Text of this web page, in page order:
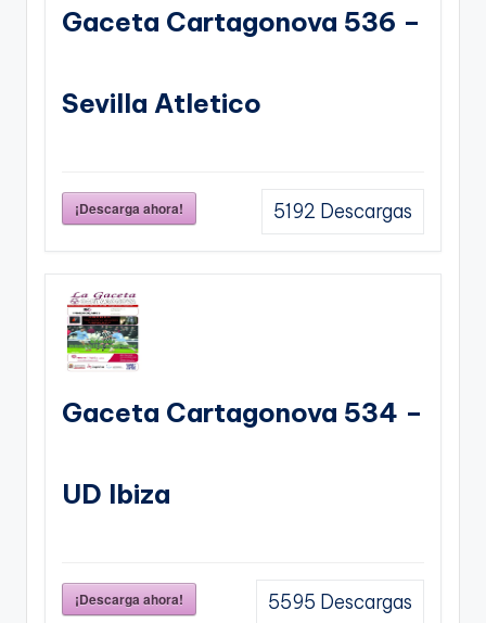
Gaceta Cartagonova 536 –
Sevilla Atletico
¡Descarga ahora! 5192 Descargas
Gaceta Cartagonova 534 –
UD Ibiza
¡Descarga ahora! 5595 Descargas